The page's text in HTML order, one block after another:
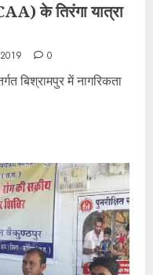
के तिरंगा यात्रा
0
बिश्रामपुर में नागरिकता